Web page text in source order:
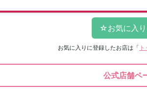
お気に入りに登録したお店は 「
公式店舗ペ